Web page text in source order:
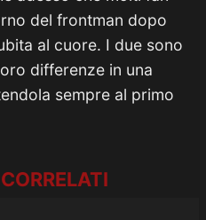
del frontman dopo
al cuore. I due sono
differenze in una
sempre al primo